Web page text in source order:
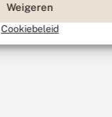
Weigeren
Cookiebeleid